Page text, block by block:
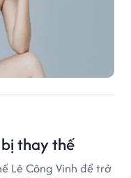
thay thế
Lê Công Vinh để trở